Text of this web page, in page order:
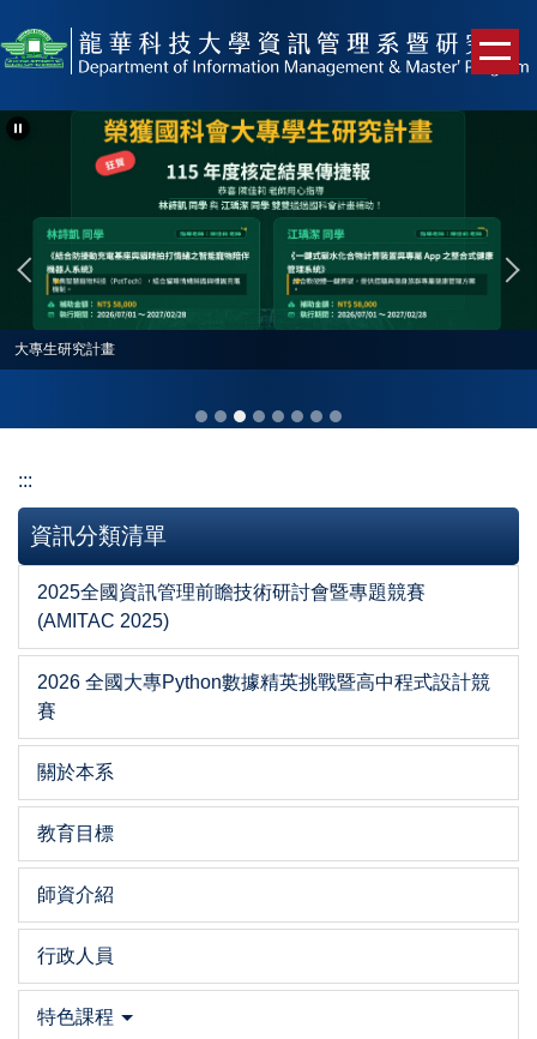
到
內
大專生研究計畫
:::
資訊分類清單
2025全國資訊管理前瞻技術研討會暨專題競賽
(AMITAC 2025)
2026 全國大專Python數據精英挑戰暨高中程式設計競
賽
關於本系
教育目標
師資介紹
行政人員
特色課程